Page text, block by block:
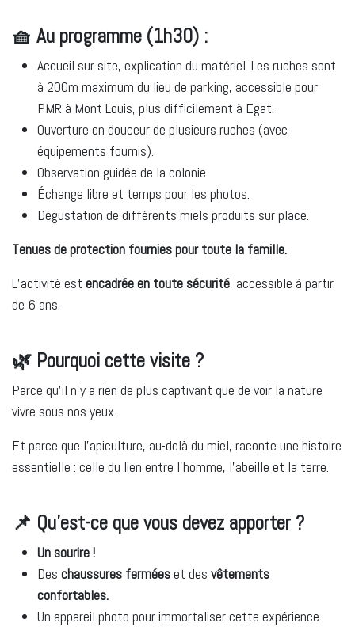
🧺 Au programme (1h30) :
Accueil sur site, explication du matériel. Les ruches sont
à 200m maximum du lieu de parking, accessible pour
PMR à Mont Louis, plus difficilement à Egat.
Ouverture en douceur de plusieurs ruches (avec
équipements fournis).
Observation guidée de la colonie.
Échange libre et temps pour les photos.
Dégustation de différents miels produits sur place.
Tenues de protection fournies pour toute la famille.
L’activité est encadrée en toute sécurité, accessible à partir
de 6 ans.
🌿 Pourquoi cette visite ?
Parce qu’il n’y a rien de plus captivant que de voir la nature
vivre sous nos yeux.
Et parce que l’apiculture, au-delà du miel, raconte une histoire
essentielle : celle du lien entre l’homme, l’abeille et la terre.
📌 Qu’est-ce que vous devez apporter ?
Un sourire !
Des chaussures ferméeset des vêtements
confortables.
Un appareil photo pour immortaliser cette expérience